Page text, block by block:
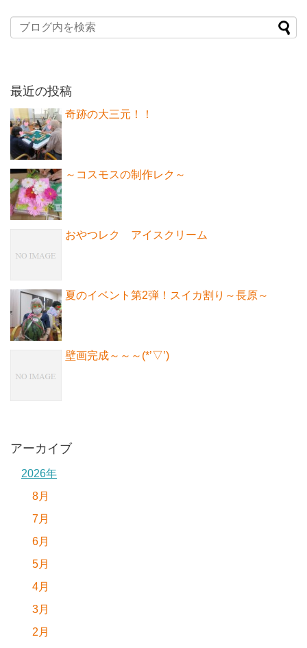
最近の投稿
奇跡の大三元！！
～コスモスの制作レク～
おやつレク アイスクリーム
夏のイベント第2弾！スイカ割り～長原～
壁画完成～～～(*’▽’)
アーカイブ
2026年
8月
7月
6月
5月
4月
3月
2月